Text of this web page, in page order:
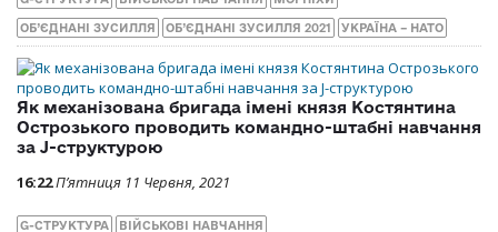
ОБ’ЄДНАНІ ЗУСИЛЛЯ ОБ’ЄДНАНІ ЗУСИЛЛЯ 2021 УКРАЇНА – НАТО
Як механізована бригада імені князя Костянтина
Острозького проводить командно-штабні навчання
за J-структурою
16:22П’ятниця 11 Червня, 2021
G-СТРУКТУРА ВІЙСЬКОВІ НАВЧАННЯ